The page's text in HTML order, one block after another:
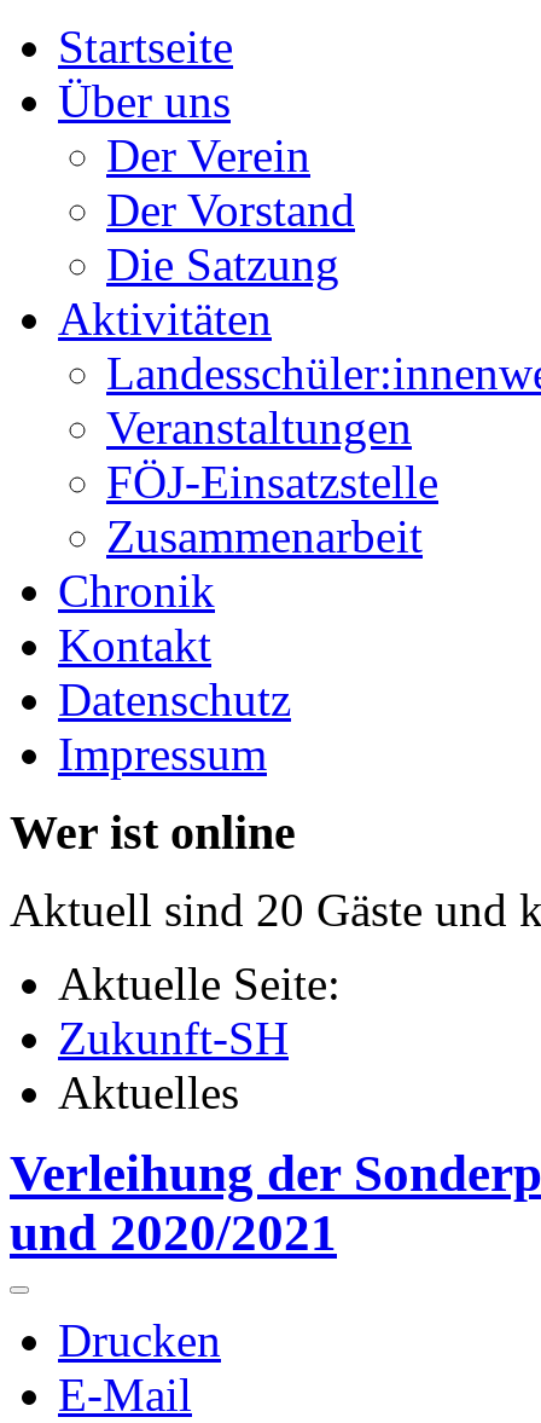
Startseite
Über uns
Der Verein
Der Vorstand
Die Satzung
Aktivitäten
Veranstaltungen
FÖJ-Einsatzstelle
Zusammenarbeit
Chronik
Kontakt
Datenschutz
Impressum
Wer ist online
Aktuell sind 20 Gäste und
Aktuelle Seite:
Zukunft-SH
Aktuelles
Verleihung der
und 2020/2021
Drucken
E-Mail